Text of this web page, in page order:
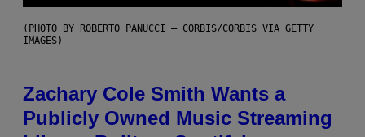
(PHOTO BY ROBERTO PANUCCI – CORBIS/CORBIS VIA GETTY
IMAGES)
Zachary Cole Smith Wants a
Publicly Owned Music Streaming